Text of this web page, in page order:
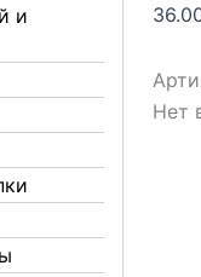
и
Нет